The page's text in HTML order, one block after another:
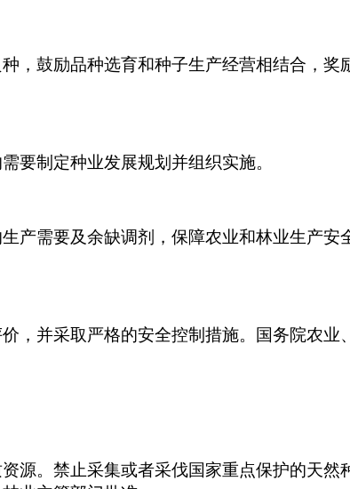
，鼓励品种选育和种子生产经营相结合，
要制定种业发展规划并组织实施。
产需要及余缺调剂，保障农业和林业生产
，并采取严格的安全控制措施。国务院农
源。禁止采集或者采伐国家重点保护的天